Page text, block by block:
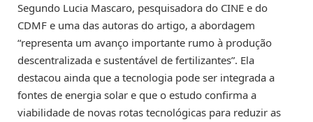
Segundo Lucia Mascaro, pesquisadora do CINE e do
CDMF e uma das autoras do artigo, a abordagem
“representa um avanço importante rumo à produção
descentralizada e sustentável de fertilizantes”. Ela
destacou ainda que a tecnologia pode ser integrada a
fontes de energia solar e que o estudo confirma a
viabilidade de novas rotas tecnológicas para reduzir as